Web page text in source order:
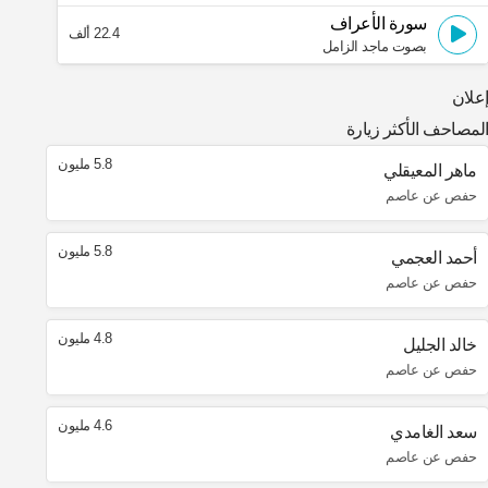
سورة الأعراف
بصوت ماجد الزامل
22.4 ألف
إعلان
المصاحف الأكثر زيارة
ماهر المعيقلي
حفص عن عاصم
5.8 مليون
أحمد العجمي
حفص عن عاصم
5.8 مليون
خالد الجليل
حفص عن عاصم
4.8 مليون
سعد الغامدي
حفص عن عاصم
4.6 مليون